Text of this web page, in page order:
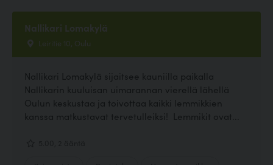
Nallikari Lomakylä
Leiritie 10, Oulu
Nallikari Lomakylä sijaitsee kauniilla paikalla
Nallikarin kuuluisan uimarannan vierellä lähellä
Oulun keskustaa ja toivottaa kaikki lemmikkien
kanssa matkustavat tervetulleiksi! Lemmikit ovat...